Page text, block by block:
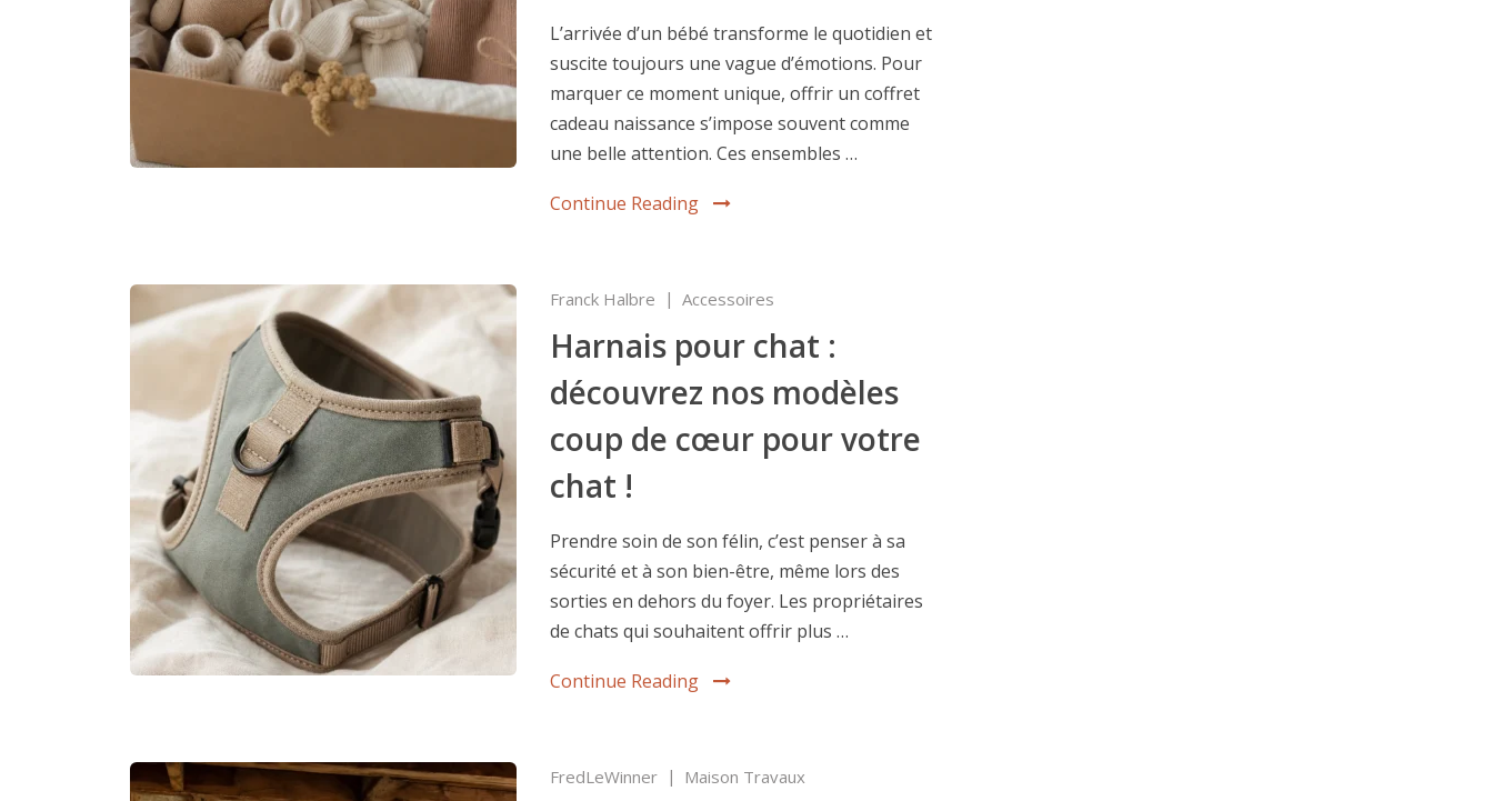
L’arrivée d’un bébé transforme le quotidien et
suscite toujours une vague d’émotions. Pour
marquer ce moment unique, offrir un coffret
cadeau naissance s’impose souvent comme
une belle attention. Ces ensembles …
Continue Reading
Franck Halbre Accessoires
Harnais pour chat :
découvrez nos modèles
coup de cœur pour votre
chat !
Prendre soin de son félin, c’est penser à sa
sécurité et à son bien-être, même lors des
sorties en dehors du foyer. Les propriétaires
de chats qui souhaitent offrir plus …
Continue Reading
FredLeWinner Maison Travaux